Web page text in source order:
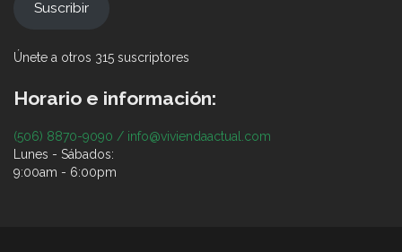
Suscribir
Únete a otros 315 suscriptores
Horario e información:
(506) 8870-9090 / info@viviendaactual.com
Lunes - Sábados:
9:00am - 6:00pm